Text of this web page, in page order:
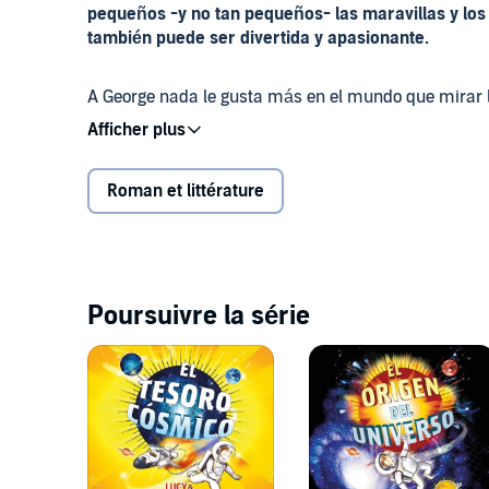
pequeños -y no tan pequeños- las maravillas y
también puede ser divertida y apasionante.
A George nada le gusta más en el mundo que
con el que navegar y conocer más sobre el
padres son tan ecologistas que no quieren ni oír
Pero lo que ellos no saben es que el enemigo está
Los mejores títulos infantiles disponibles para
©2007 Lucy Hawking (P)2018 Penguin Random
Roman et littérature
Poursuivre la série